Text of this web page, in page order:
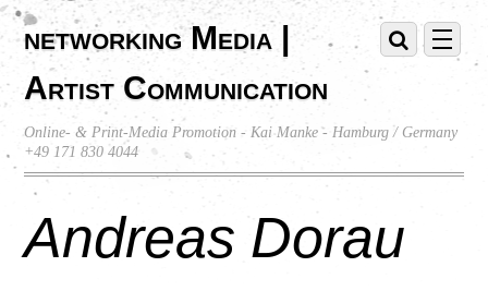
networking Media |
Artist Communication
Online- & Print-Media Promotion - Kai Manke - Hamburg / Germany
+49 171 830 4044
Andreas Dorau